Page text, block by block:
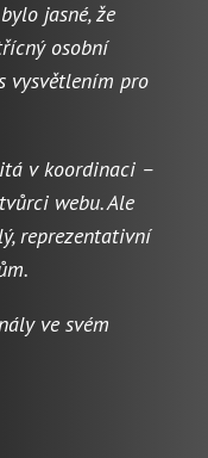
jasné, že
osobní
vysvětlením pro
v koordinaci –
webu. Ale
reprezentativní
ve svém